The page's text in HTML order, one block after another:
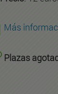
Más
Plazas